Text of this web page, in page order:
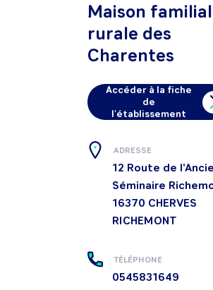
Maison
rurale des
Charentes
Accéder à la fiche
de
l'établissement
ADRESSE
12 Route de
Séminaire
16370 CHERVES
RICHEMONT
TÉLÉPHONE
0545831649